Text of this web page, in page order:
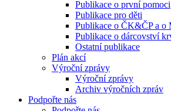
Publikace o první pomoci
Publikace pro děti
Publikace o ČK&ČP a o
Publikace o dárcovství
Ostatní publikace
Plán akcí
Výroční zprávy
Výroční zprávy
Archiv výročních zpráv
Podpořte nás